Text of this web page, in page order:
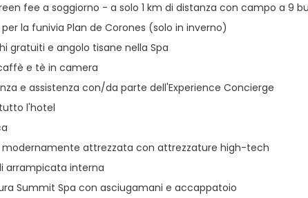
Summit Spa con asciugamani e accappatoio
arrampicata interna
modernamente attrezzata con attrezzature high-tech
l'hotel
e assistenza con/da parte dell'Experience Concierge
e tè in camera
gratuiti e angolo tisane nella Spa
la funivia Plan de Corones (solo in inverno)
fee a soggiorno - a solo 1 km di distanza con campo a 9